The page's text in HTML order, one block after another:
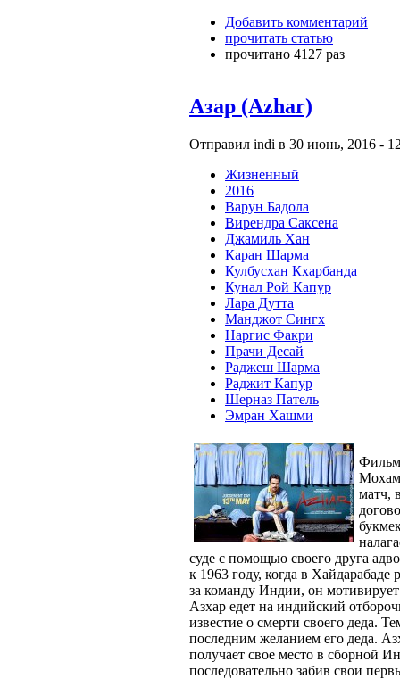
Добавить комментарий
прочитать статью
прочитано 4127 раз
Азар (Azhar)
Отправил indi в 30 июнь, 2016 -
Жизненный
2016
Варун Бадола
Вирендра Саксена
Джамиль Хан
Каран Шарма
Кулбусхан Кхарбанда
Кунал Рой Капур
Лара Дутта
Манджот Сингх
Наргис Факри
Прачи Десай
Раджеш Шарма
Раджит Капур
Шерназ Патель
Эмран Хашми
Фильм
матч,
суде с помощью своего друга
к 1963 году, когда в
за команду Индии, он
Азхар едет на индийский
известие о смерти своего деда.
последним желанием его деда.
получает свое место в сборной
последовательно забив свои